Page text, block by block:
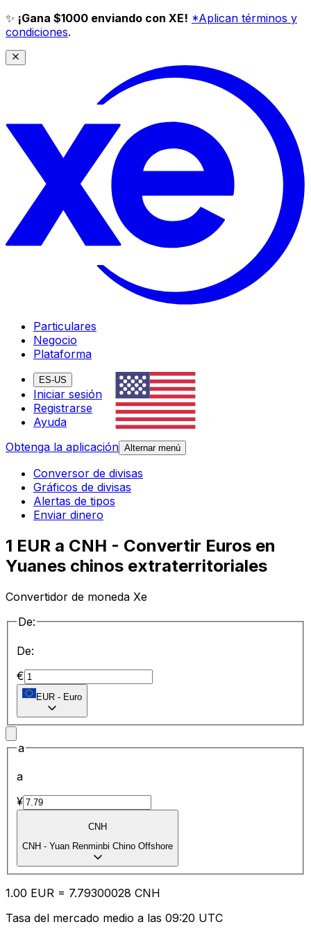
✨ ¡Gana $1000 enviando con XE! *Aplican términos y
condiciones.
Particulares
Negocio
Plataforma
ES-US
Iniciar sesión
Registrarse
Ayuda
Obtenga la aplicación Alternar menú
Conversor de divisas
Gráficos de divisas
Alertas de tipos
Enviar dinero
1 EUR a CNH - Convertir Euros en
Yuanes chinos extraterritoriales
Convertidor de moneda Xe
De:
De:
€
EUR - Euro
a
a
¥
CNH
CNH - Yuan Renminbi Chino Offshore
1.00 EUR = 7.79300028 CNH
Tasa del mercado medio a las 09:20 UTC